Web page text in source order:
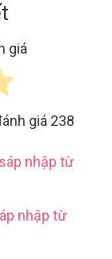
giá
giá 238
nhập từ
nhập từ